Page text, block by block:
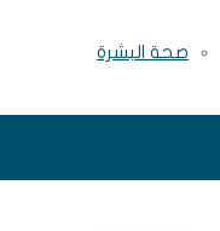
صحة البشرة